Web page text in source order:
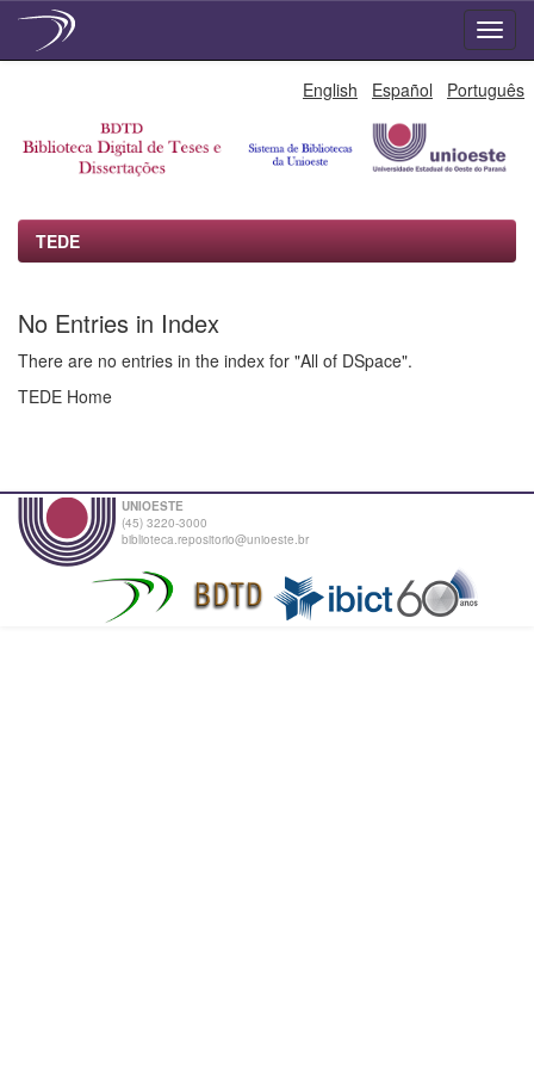
English Español Português
TEDE
No Entries in Index
There are no entries in the index for "All of DSpace".
TEDE Home
UNIOESTE
(45) 3220-3000
biblioteca.repositorio@unioeste.br